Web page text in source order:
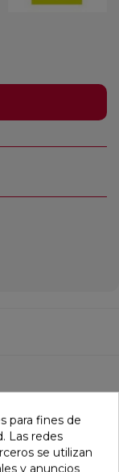
a techo
Con una
para fines de
Las redes
se utilizan
y anuncios